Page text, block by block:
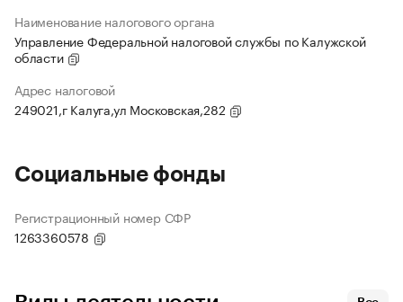
Наименование налогового органа
Управление Федеральной налоговой службы по Калужской
области
Адрес налоговой
249021,г Калуга,ул Московская,282
Социальные фонды
Регистрационный номер СФР
1263360578